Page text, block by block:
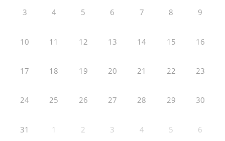
3 4 5 6 7 8 9
10 11 12 13 14 15 16
17 18 19 20 21 22 23
24 25 26 27 28 29 30
31 1 2 3 4 5 6